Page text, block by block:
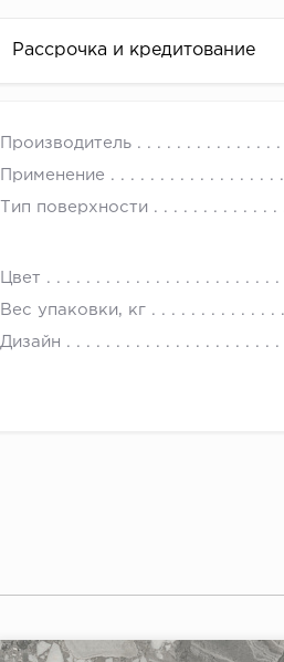
Рассрочка и кредитование
Производитель
Применение
Тип поверхности
Цвет
Вес упаковки, кг
Дизайн